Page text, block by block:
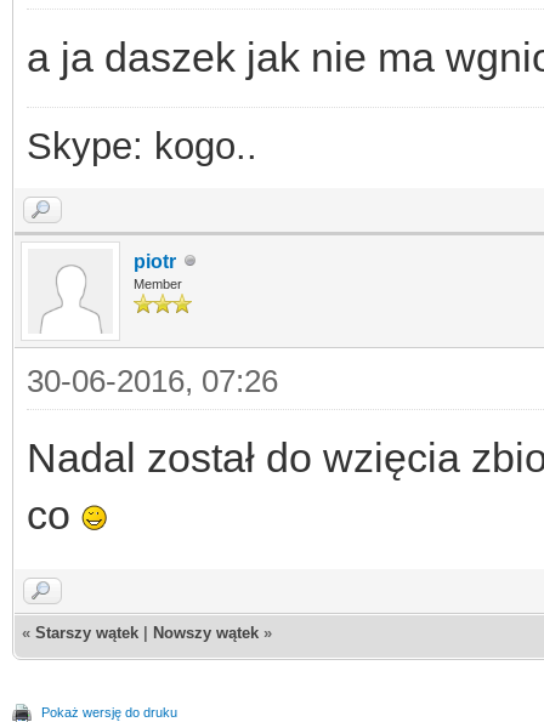
a ja daszek jak nie ma
Skype: kogo..
piotr
Member
30-06-2016, 07:26
Nadal został do wzięcia
co
« Starszy wątek Nowszy wątek »
Pokaż wersję do druku